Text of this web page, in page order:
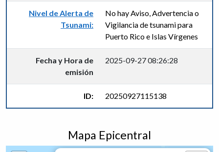
Nivel de Alerta de
Tsunami:
No hay Aviso, Advertencia o
Vigilancia de tsunami para
Puerto Rico e Islas Vírgenes
Fecha y Hora de
emisión
2025-09-27 08:26:28
ID: 20250927115138
Mapa Epicentral